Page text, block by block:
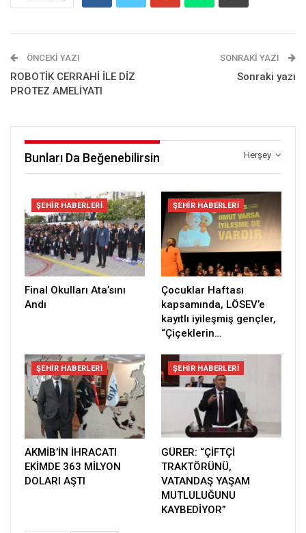
ÖNCEKI YAZI
ROBOTİK CERRAHİ İLE DİZ
PROTEZ AMELİYATI
SONRAKI YAZI
Sonraki yazı
Herşey
Bunları Da Beğenebilirsin
ŞEHIR HABERLERI
Final Okulları Ata’sını
Andı
ŞEHIR HABERLERI
Çocuklar Haftası
kapsamında, LÖSEV’e
kayıtlı iyileşmiş gençler,
“Çiçeklerin…
ŞEHIR HABERLERI
AKMİB’İN İHRACATI
EKİMDE 363 MİLYON
DOLARI AŞTI
ŞEHIR HABERLERI
GÜRER: “ÇİFTÇİ
TRAKTÖRÜNÜ,
VATANDAŞ YAŞAM
MUTLULUĞUNU
KAYBEDİYOR”